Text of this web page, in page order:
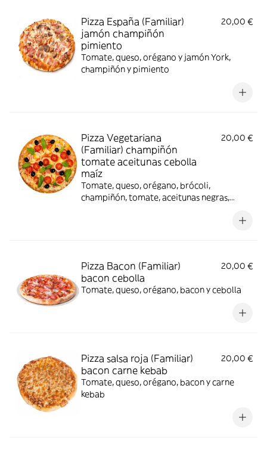
Pizza España (Familiar)
jamón champiñón
pimiento
20,00 €
Tomate, queso, orégano y jamón York,
champiñón y pimiento
Pizza Vegetariana
(Familiar) champiñón
tomate aceitunas cebolla
maíz
20,00 €
Tomate, queso, orégano, brócoli,
champiñón, tomate, aceitunas negras,
Pizza Bacon (Familiar)
bacon cebolla
20,00 €
Tomate, queso, orégano, bacon y cebolla
Pizza salsa roja (Familiar)
bacon carne kebab
20,00 €
Tomate, queso, orégano, bacon y carne
kebab